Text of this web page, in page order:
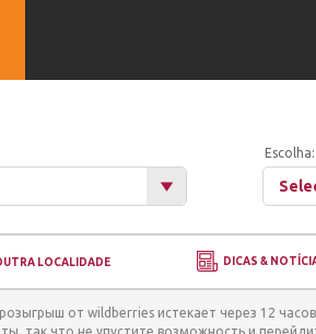
Escolha:
LOCALIDADE DICAS &
от wildberries истекает через 12